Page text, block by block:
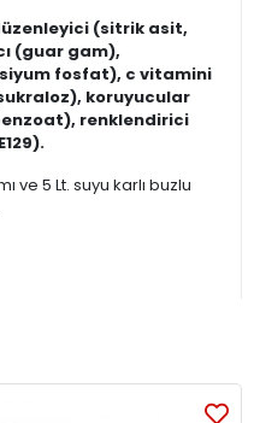
(sitrik asit,
(guar gam),
fosfat), c vitamini
koruyucular
renklendirici
ve 5 Lt. suyu karlı buzlu